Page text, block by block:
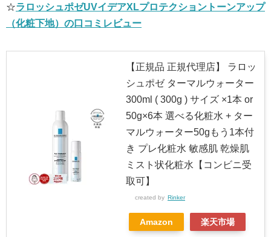
☆ラロッシュポゼUVイデアXLプロテクショントーンアップ
（化粧下地）の口コミレビュー
【正規品 正規代理店】 ラロッ
シュポゼ ターマルウォーター
300ml ( 300g ) サイズ ×1本 or
50g×6本 選べる化粧水 + ター
マルウォーター50gもう1本付
き プレ化粧水 敏感肌 乾燥肌
ミスト状化粧水【コンビニ受
取可】
created by Rinker
Amazon 楽天市場